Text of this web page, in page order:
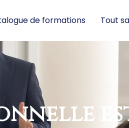
de formations Tout